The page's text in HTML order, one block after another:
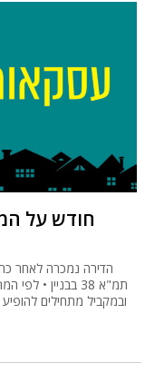
חודש על
תמ"א 38 בבניין
ובמקביל מתחילים